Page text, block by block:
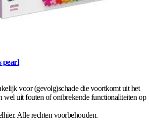
pearl
voor (gevolg)schade die voortkomt uit het
wel uit fouten of ontbrekende functionaliteiten op
Alle rechten voorbehouden.